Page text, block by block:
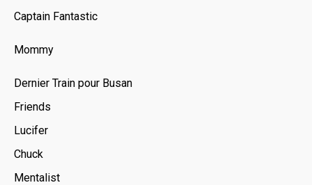
Captain Fantastic
Mommy
Dernier Train pour Busan
Friends
Lucifer
Chuck
Mentalist